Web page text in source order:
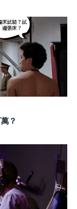
？